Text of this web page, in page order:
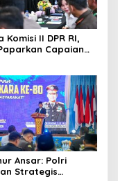
Komisi II DPR RI,
Capaian
Ansar: Polri
Strategis